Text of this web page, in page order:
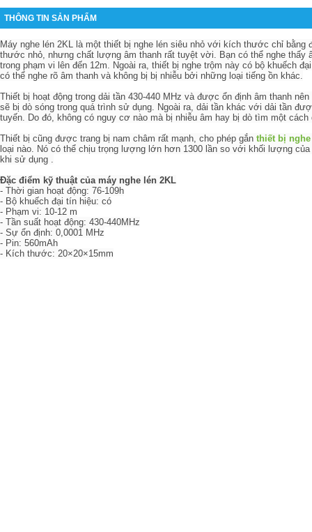
THÔNG TIN SẢN PHẨM
Máy nghe lén 2KL là một thiết bị nghe lén siêu nhỏ với kích thước chỉ bằng
thước nhỏ, nhưng chất lượng âm thanh rất tuyệt vời. Bạn có thể nghe thấy
trong phạm vi lên đến 12m. Ngoài ra, thiết bị nghe trộm này có bộ khuếch
có thể nghe rõ âm thanh và không bị bị nhiễu bởi những loại tiếng ồn khác.
Thiết bị hoạt động trong dải tần 430-440 MHz và được ổn định âm thanh
sẽ bị dò sóng trong quá trình sử dụng. Ngoài ra, dải tần khác với dải tần
tuyến. Do đó, không có nguy cơ nào mà bị nhiễu âm hay bị dò tìm một cách
Thiết bị cũng được trang bị nam châm rất mạnh, cho phép gắn thiết bị
loại nào. Nó có thể chịu trọng lượng lớn hơn 1300 lần so với khối lượng
khi sử dụng .
Đặc điểm kỹ thuật của máy nghe lén 2KL
- Thời gian hoạt động: 76-109h
- Bộ khuếch đại tín hiệu: có
- Phạm vi: 10-12 m
- Tần suất hoạt động: 430-440MHz
- Sự ổn định: 0,0001 MHz
- Pin: 560mAh
- Kích thước: 20×20×15mm